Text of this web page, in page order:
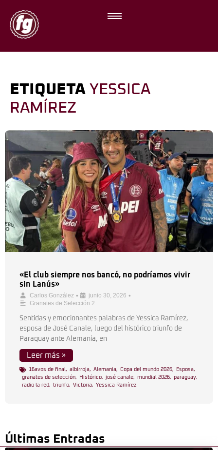
ETIQUETA YESSICA
RAMÍREZ
«El club siempre nos bancó, no podríamos vivir
sin Lanús»
Carlos González • junio 30, 2026 •
Granates de Selección 2
Sentidas y emocionantes palabras de Yessica Ramírez,
esposa de José Canale, luego del histórico triunfo de
Paraguay ante Alemania, en
Leer más »
16avos de final , albirroja, Alemania, Copa del mundo 2026, Esposa,
granates de selección, Histórico, josé canale, mundial 2026, paraguay,
radio la red, triunfo, Victoria, Yessica Ramírez
Últimas Entradas